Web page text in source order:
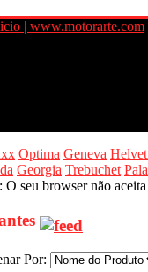
Optima Geneva
Georgia Trebuchet
: O seu browser não
Por: